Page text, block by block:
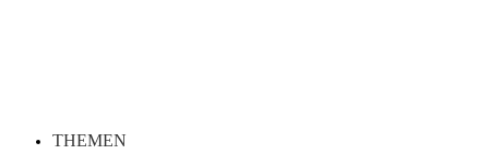
THEMEN